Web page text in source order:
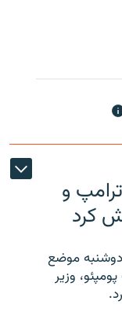
و
کرد
دوشنبه موضع
وزیر